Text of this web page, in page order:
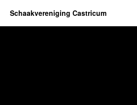
Schaakvereniging Castricum